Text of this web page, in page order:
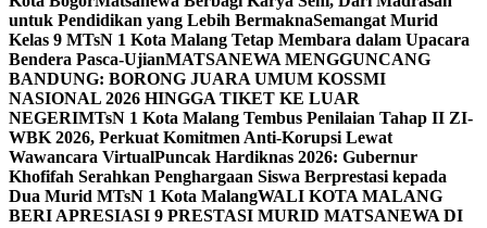
untuk Pendidikan yang Lebih BermaknaSemangat Murid
Kelas 9 MTsN 1 Kota Malang Tetap Membara dalam Upacara
Bendera Pasca-UjianMATSANEWA MENGGUNCANG
BANDUNG: BORONG JUARA UMUM KOSSMI
NASIONAL 2026 HINGGA TIKET KE LUAR
NEGERIMTsN 1 Kota Malang Tembus Penilaian Tahap II ZI-
WBK 2026, Perkuat Komitmen Anti-Korupsi Lewat
Wawancara VirtualPuncak Hardiknas 2026: Gubernur
Khofifah Serahkan Penghargaan Siswa Berprestasi kepada
Dua Murid MTsN 1 Kota MalangWALI KOTA MALANG
BERI APRESIASI 9 PRESTASI MURID MATSANEWA DI